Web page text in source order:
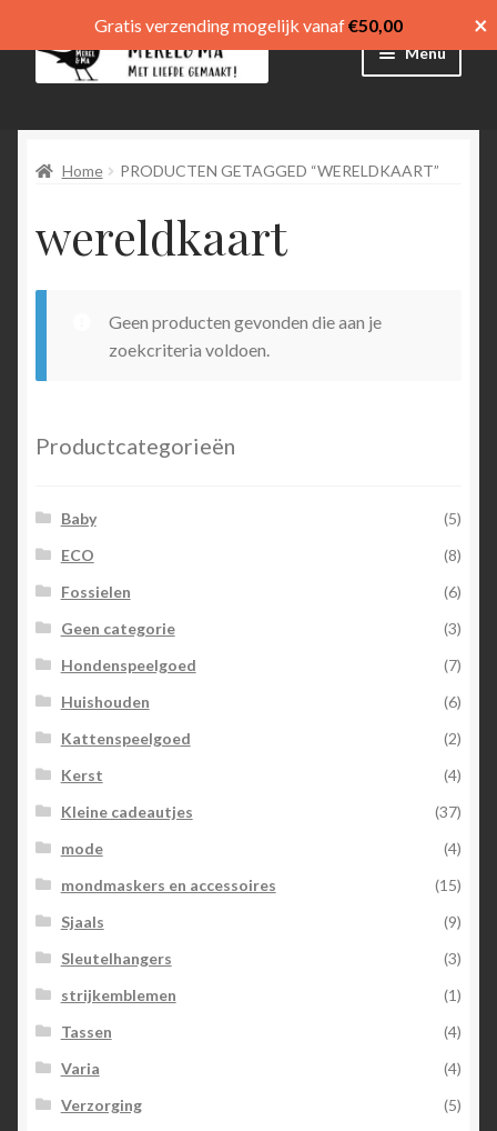
door
navigatie
direct
de
Menu
Afrekenen
Mijn account
Winkelmand
Home PRODUCTEN GETAGGED “WERELDKAART”
wereldkaart
Geen producten gevonden die aan je
zoekcriteria voldoen.
Productcategorieën
Baby
(5)
ECO
(8)
Fossielen
(6)
Geen categorie
(3)
Hondenspeelgoed
(7)
Huishouden
(6)
Kattenspeelgoed
(2)
Kerst
(4)
Kleine cadeautjes
(37)
mode
(4)
mondmaskers en accessoires
(15)
Sjaals
(9)
Sleutelhangers
(3)
strijkemblemen
(1)
Tassen
(4)
Varia
(4)
Verzorging
(5)
Gratis verzending mogelijk vanaf€50,00 ×